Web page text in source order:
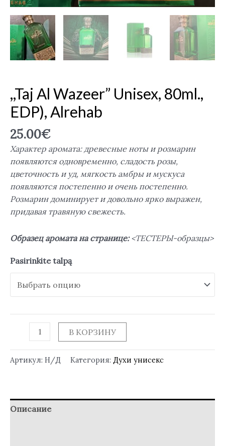
,,Taj Al Wazeer” Unisex, 80ml.,
EDP), Alrehab
25.00€
Характер аромата: древесные ноты и розмарин
появляются одновременно, сладость розы,
цветочность и уд, мягкость амбры и мускуса
появляются постепенно и очень постепенно.
Розмарин доминирует и довольно ярко выражен,
придавая травяную свежесть.
Образец аромата на странице:<ТЕСТЕРЫ-образцы>
Pasirinkite talpą
В КОРЗИНУ
Артикул: Н/Д Категория: Духи унисекс
Описание